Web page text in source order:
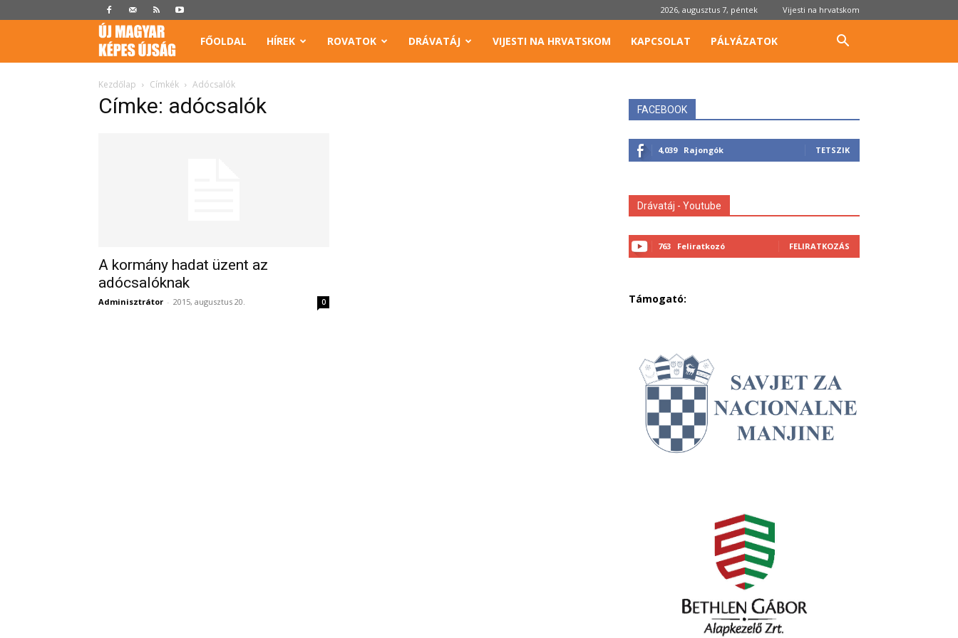
2026, augusztus 7, péntek Vijesti na hrvatskom
Képes
Újság
FŐOLDAL HÍREK ROVATOK DRÁVATÁJ VIJESTI NA HRVATSKOM KAPCSOLAT PÁLYÁZATOK
Kezdőlap Címkék Adócsalók
Címke: adócsalók
A kormány hadat üzent az
adócsalóknak
Adminisztrátor - 2015, augusztus 20. 0
FACEBOOK
4,039 Rajongók TETSZIK
Drávatáj - Youtube
763 Feliratkozó FELIRATKOZÁS
Támogató: